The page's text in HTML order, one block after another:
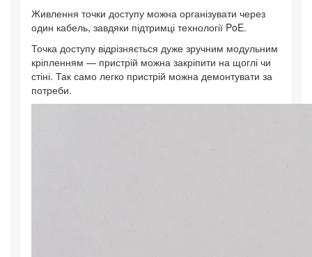
Живлення точки доступу можна організувати через
один кабель, завдяки підтримці технології PoE.
Точка доступу відрізняється дуже зручним модульним
кріпленням — пристрій можна закріпити на щоглі чи
стіні. Так само легко пристрій можна демонтувати за
потреби.